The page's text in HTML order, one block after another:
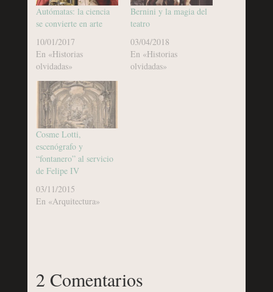
Autómatas: la ciencia
se convierte en arte
10/01/2017
En «Historias
olvidadas»
Bernini y la magia del
teatro
03/04/2018
En «Historias
olvidadas»
Cosme Lotti,
escenógrafo y
“fontanero” al servicio
de Felipe IV
03/11/2015
En «Arquitectura»
2 Comentarios